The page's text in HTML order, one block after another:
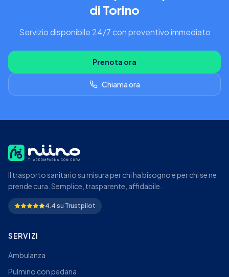
di Torino
Servizio disponibile 24/7 con preventivo immediato
Prenota ora
Chiama ora
Il trasporto sanitario su misura per chi ha bisogno e per chi se ne
prende cura. Semplice, trasparente, affidabile.
4.4 su Trustpilot
SERVIZI
Ambulanza
Pulmino con pedana